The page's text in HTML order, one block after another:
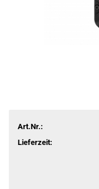
Art.Nr.:
Lieferzeit: